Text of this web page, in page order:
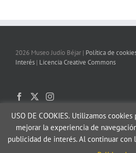
2026 Museo Judío Béjar | Política de
Interés | Licencia Creative Commons
USO DE COOKIES.Utilizamos cookies
mejorar la experiencia de
publicidad de interés. Al continuar con